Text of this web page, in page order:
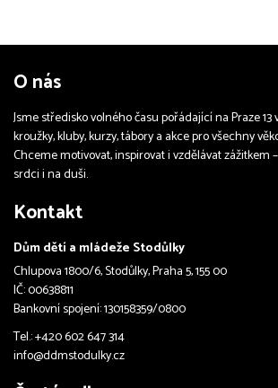
O nás
Jsme středisko volného času pořádající na Praze 13
kroužky, kluby, kurzy, tábory a akce pro všechny
Chceme motivovat, inspirovat i vzdělávat zážitkem
srdci i na duši.
Kontakt
Dům dětí a mládeže Stodůlky
Chlupova 1800/6, Stodůlky, Praha 5, 155 00
IČ: 00638811
Bankovní spojení: 130158359/0800
Tel.: +420 602 647 314
info@ddmstodulky.cz